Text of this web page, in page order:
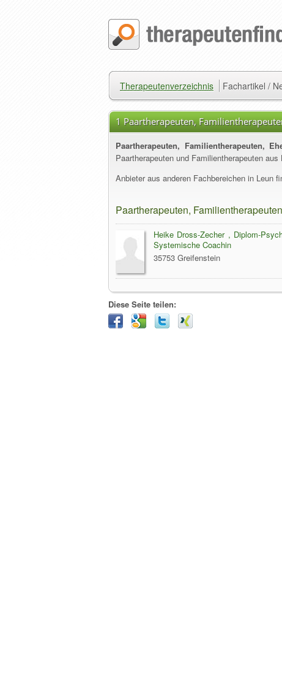
Therapeutenverzeichnis Fachartikel /
1 Paartherapeuten,
Paartherapeuten, Familientherapeuten,
Paartherapeuten und Familientherapeuten
Anbieter aus anderen Fachbereichen in Leun
Paartherapeuten,
Heike Dross-Zecher , Diplom-
Systemische Coachin
35753 Greifenstein
Diese Seite teilen: